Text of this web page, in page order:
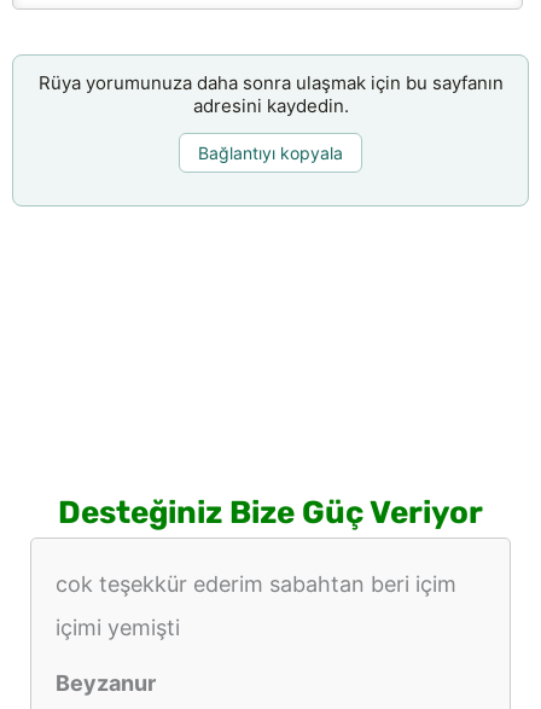
Rüya yorumunuza daha sonra ulaşmak için bu sayfanın
adresini kaydedin.
Bağlantıyı kopyala
Desteğiniz Bize Güç Veriyor
cok teşekkür ederim sabahtan beri içim
içimi yemişti
Beyzanur